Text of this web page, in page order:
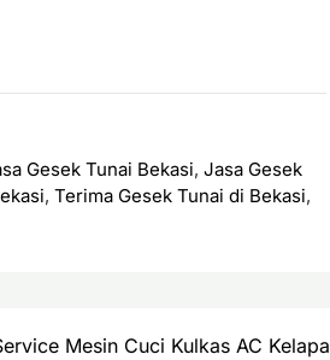
Gesek Tunai Bekasi, Jasa Gesek
, Terima Gesek Tunai di Bekasi,
Mesin Cuci Kulkas AC Kelapa